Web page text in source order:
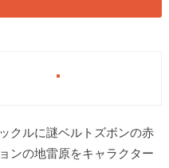
クルに謎ベルトズボンの赤
ンの地雷原をキャラクター